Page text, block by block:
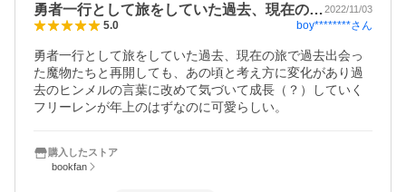
勇者一行として旅をしていた過去、現在の…2022/11/03
5.0 boy********さん
勇者一行として旅をしていた過去、現在の旅で過去出会っ
た魔物たちと再開しても、あの頃と考え方に変化があり過
去のヒンメルの言葉に改めて気づいて成長（？）していく
フリーレンが年上のはずなのに可愛らしい。
購入したストア
bookfan